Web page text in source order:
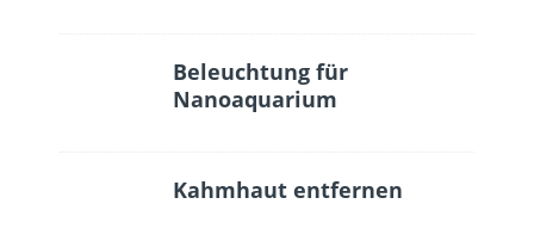
Beleuchtung für
Nanoaquarium
Kahmhaut entfernen